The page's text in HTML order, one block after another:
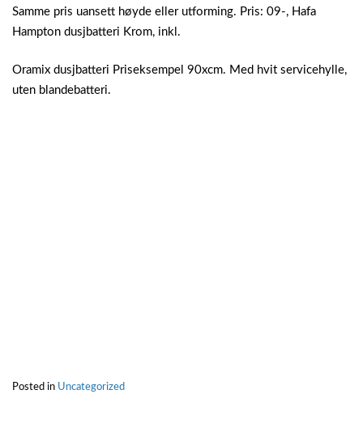
Samme pris uansett høyde eller utforming. Pris: 09-, Hafa
Hampton dusjbatteri Krom, inkl.
Oramix dusjbatteri Priseksempel 90xcm. Med hvit servicehylle,
uten blandebatteri.
Posted in Uncategorized